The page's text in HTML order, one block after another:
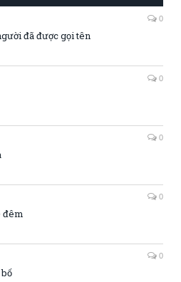
0
đã được gọi tên
0
0
0
đêm
0